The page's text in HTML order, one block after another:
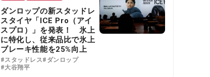
ダンロップの新スタッドレ
スタイヤ「ICE Pro（アイ
スプロ）」を発表！ 氷上
に特化し、従来品比で氷上
ブレーキ性能を25%向上
#スタッドレス#ダンロップ
#大谷翔平